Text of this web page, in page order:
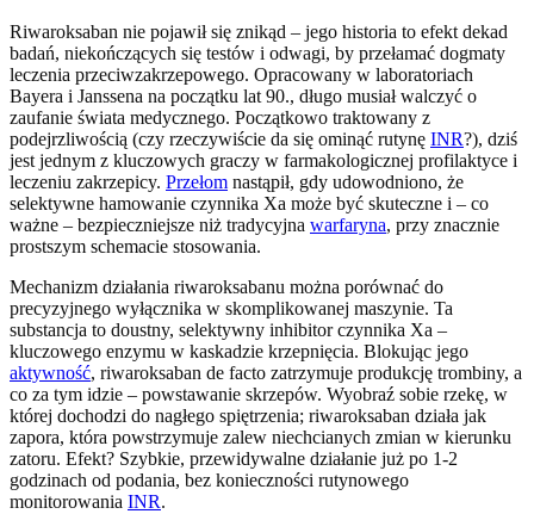
Riwaroksaban nie pojawił się znikąd – jego historia to efekt dekad
badań, niekończących się testów i odwagi, by przełamać dogmaty
leczenia przeciwzakrzepowego. Opracowany w laboratoriach
Bayera i Janssena na początku lat 90., długo musiał walczyć o
zaufanie świata medycznego. Początkowo traktowany z
podejrzliwością (czy rzeczywiście da się ominąć rutynę INR?), dziś
jest jednym z kluczowych graczy w farmakologicznej profilaktyce i
leczeniu zakrzepicy. Przełom nastąpił, gdy udowodniono, że
selektywne hamowanie czynnika Xa może być skuteczne i – co
ważne – bezpieczniejsze niż tradycyjna warfaryna, przy znacznie
prostszym schemacie stosowania.
Mechanizm działania riwaroksabanu można porównać do
precyzyjnego wyłącznika w skomplikowanej maszynie. Ta
substancja to doustny, selektywny inhibitor czynnika Xa –
kluczowego enzymu w kaskadzie krzepnięcia. Blokując jego
aktywność, riwaroksaban de facto zatrzymuje produkcję trombiny, a
co za tym idzie – powstawanie skrzepów. Wyobraź sobie rzekę, w
której dochodzi do nagłego spiętrzenia; riwaroksaban działa jak
zapora, która powstrzymuje zalew niechcianych zmian w kierunku
zatoru. Efekt? Szybkie, przewidywalne działanie już po 1-2
godzinach od podania, bez konieczności rutynowego
monitorowania INR.